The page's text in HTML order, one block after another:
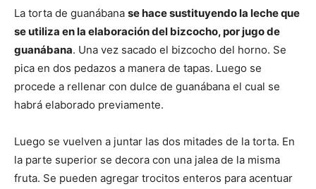
La torta de guanábana se hace sustituyendo la leche que
se utiliza en la elaboración del bizcocho, por jugo de
guanábana. Una vez sacado el bizcocho del horno. Se
pica en dos pedazos a manera de tapas. Luego se
procede a rellenar con dulce de guanábana el cual se
habrá elaborado previamente.
Luego se vuelven a juntar las dos mitades de la torta. En
la parte superior se decora con una jalea de la misma
fruta. Se pueden agregar trocitos enteros para acentuar